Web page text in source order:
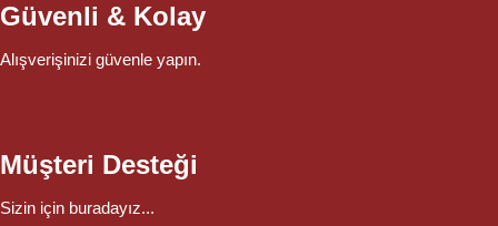
Güvenli & Kolay
Alışverişinizi güvenle yapın.
Müşteri Desteği
Sizin için buradayız...